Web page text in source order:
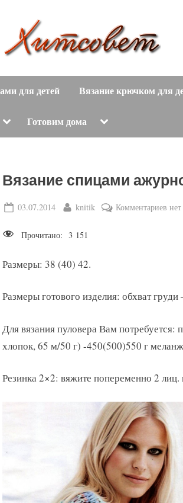
и
т
о
в
е
т
вязание
с
описанием
и
для детей Вязание крючком для
Toggle
menu
Готовим дома Toggle
menu
Вязание спицами
Posted
03.07.2014 By
knitik Комментариев кнет
Прочитано: 3 151
Размеры: 38 (40) 42.
Размеры готового изделия: обхват
Для вязания пуловера Вам
хлопок, 65 м/50 г) -450(500)550 г
Резинка 2×2: вяжите попеременно 2 лиц.